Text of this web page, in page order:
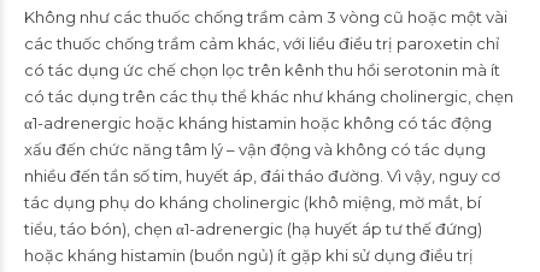
Không như các thuốc chống trầm cảm 3 vòng cũ hoặc một vài
các thuốc chống trầm cảm khác, với liều điều trị paroxetin chỉ
có tác dụng ức chế chọn lọc trên kênh thu hồi serotonin mà ít
có tác dụng trên các thụ thể khác như kháng cholinergic, chẹn
α1-adrenergic hoặc kháng histamin hoặc không có tác động
xấu đến chức năng tâm lý – vận động và không có tác dụng
nhiều đến tần số tim, huyết áp, đái tháo đường. Vì vậy, nguy cơ
tác dụng phụ do kháng cholinergic (khô miệng, mờ mắt, bí
tiểu, táo bón), chẹn α1-adrenergic (hạ huyết áp tư thế đứng)
hoặc kháng histamin (buồn ngủ) ít gặp khi sử dụng điều trị